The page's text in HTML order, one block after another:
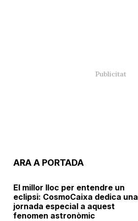
ARA A PORTADA
El millor lloc per entendre un
eclipsi: CosmoCaixa dedica una
jornada especial a aquest
fenomen astronòmic